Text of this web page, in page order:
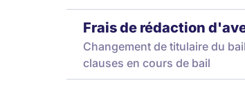
Frais de rédaction
Changement de titulaire du
clauses en cours de bail